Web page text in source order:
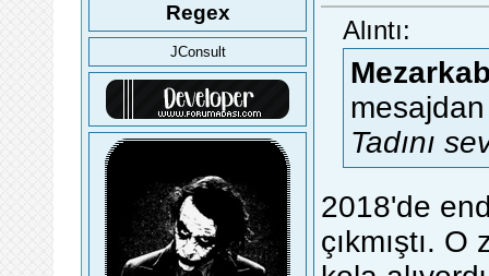
Regex
JConsult
Alıntı:
mesajdan
Tadını
2018'de
çıkmıştı.